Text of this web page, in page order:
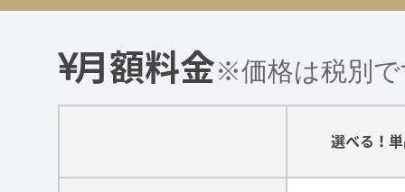
月額料金※価格は税別
選べる！